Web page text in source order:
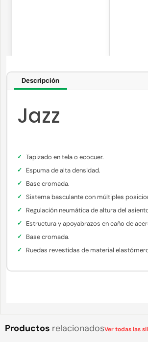
Descripción
Jazz
Tapizado en tela o ecocuer.
Espuma de alta densidad.
Base cromada.
Sistema basculante con múltiples
Regulación neumática de altura del
Estructura y apoyabrazos en caño de
Base cromada.
Ruedas revestidas de material
Productos relacionadosVer todas las